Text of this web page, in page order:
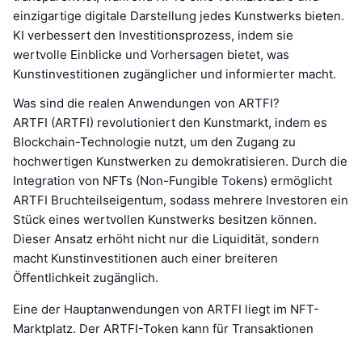
einzigartige digitale Darstellung jedes Kunstwerks bieten.
KI verbessert den Investitionsprozess, indem sie
wertvolle Einblicke und Vorhersagen bietet, was
Kunstinvestitionen zugänglicher und informierter macht.
Was sind die realen Anwendungen von ARTFI?
ARTFI (ARTFI) revolutioniert den Kunstmarkt, indem es
Blockchain-Technologie nutzt, um den Zugang zu
hochwertigen Kunstwerken zu demokratisieren. Durch die
Integration von NFTs (Non-Fungible Tokens) ermöglicht
ARTFI Bruchteilseigentum, sodass mehrere Investoren ein
Stück eines wertvollen Kunstwerks besitzen können.
Dieser Ansatz erhöht nicht nur die Liquidität, sondern
macht Kunstinvestitionen auch einer breiteren
Öffentlichkeit zugänglich.
Eine der Hauptanwendungen von ARTFI liegt im NFT-
Marktplatz. Der ARTFI-Token kann für Transaktionen